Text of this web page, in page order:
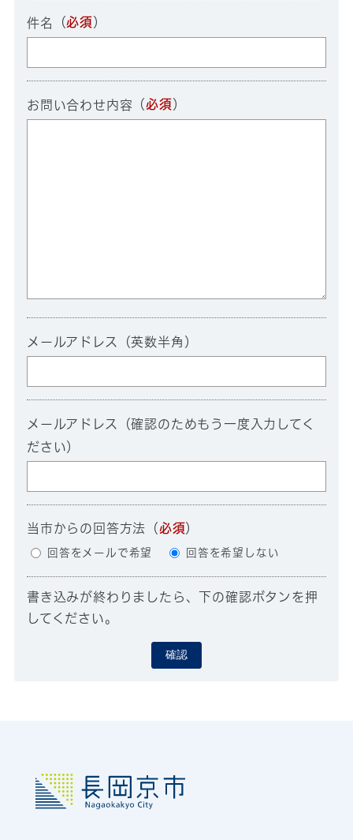
件名 （必須 ）
お問い合わせ内容 （必須 ）
メールアドレス（英数半角）
メールアドレス（確認のためもう一度入力してく
ださい）
当市からの回答方法 （必須）
回答をメールで希望 回答を希望しない
書き込みが終わりましたら、下の確認ボタンを押
してください。
確認